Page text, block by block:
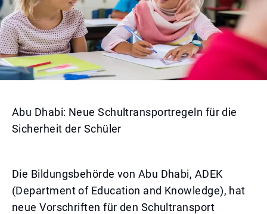
Abu Dhabi: Neue Schultransportregeln für die
Sicherheit der Schüler
Die Bildungsbehörde von Abu Dhabi, ADEK
(Department of Education and Knowledge), hat
neue Vorschriften für den Schultransport